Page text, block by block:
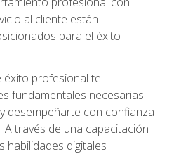
al cliente están
para el éxito
éxito profesional te
fundamentales necesarias
desempeñarte con confianza
través de una capacitación
habilidades digitales